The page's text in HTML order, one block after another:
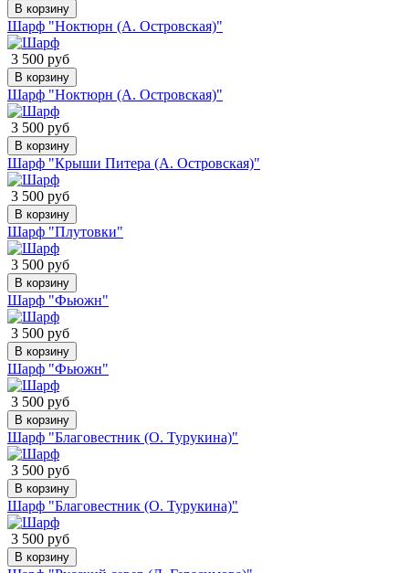
В корзину
Шарф "Ноктюрн (А. Островская)"
3 500 руб
В корзину
Шарф "Ноктюрн (А. Островская)"
3 500 руб
В корзину
Шарф "Крыши Питера (А. Островская)"
3 500 руб
В корзину
Шарф "Плутовки"
3 500 руб
В корзину
Шарф "Фьюжн"
3 500 руб
В корзину
Шарф "Фьюжн"
3 500 руб
В корзину
Шарф "Благовестник (О. Турукина)"
3 500 руб
В корзину
Шарф "Благовестник (О. Турукина)"
3 500 руб
В корзину